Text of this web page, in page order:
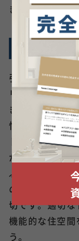
きるでしょう。
引き戸と開き戸
リットがあり
き、開放感を
性などに課題
トパフォーマ
が、開閉時の
ぶかは、部屋の
の好みなどを総
切です。適切
機能的な住空間
う。